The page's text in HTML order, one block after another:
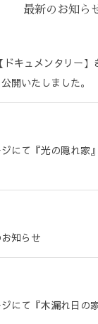
最新のお知ら
キュメンタリー】
開いたしました。
にて『光の隠れ家
知らせ
にて『木漏れ日の